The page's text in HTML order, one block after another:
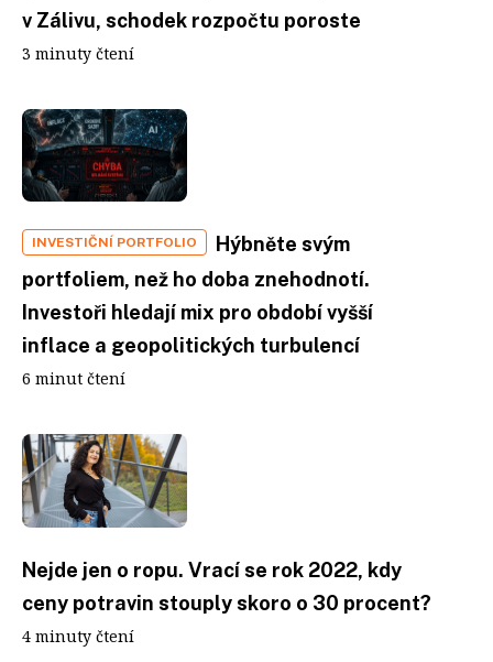
v Zálivu, schodek rozpočtu poroste
3 minuty čtení
INVESTIČNÍ PORTFOLIO
Hýbněte svým
portfoliem, než ho doba znehodnotí.
Investoři hledají mix pro období vyšší
inflace a geopolitických turbulencí
6 minut čtení
Nejde jen o ropu. Vrací se rok 2022, kdy
ceny potravin stouply skoro o 30 procent?
4 minuty čtení